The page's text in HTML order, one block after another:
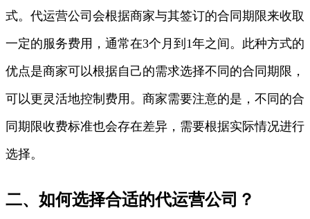
式。代运营公司会根据商家与其签订的合同期限来收取
一定的服务费用，通常在3个月到1年之间。此种方式的
优点是商家可以根据自己的需求选择不同的合同期限，
可以更灵活地控制费用。商家需要注意的是，不同的合
同期限收费标准也会存在差异，需要根据实际情况进行
选择。
二、如何选择合适的代运营公司？